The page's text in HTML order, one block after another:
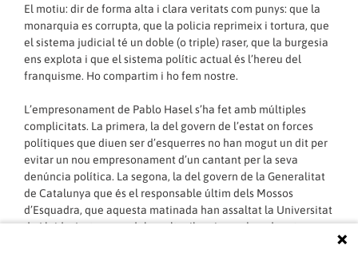
El motiu: dir de forma alta i clara veritats com punys: que la
monarquia es corrupta, que la policia reprimeix i tortura, que
el sistema judicial té un doble (o triple) raser, que la burgesia
ens explota i que el sistema polític actual és l’hereu del
franquisme. Ho compartim i ho fem nostre.
L’empresonament de Pablo Hasel s’ha fet amb múltiples
complicitats. La primera, la del govern de l’estat on forces
polítiques que diuen ser d’esquerres no han mogut un dit per
evitar un nou empresonament d’un cantant per la seva
denúncia política. La segona, la del govern de la Generalitat
de Catalunya que és el responsable últim dels Mossos
d’Esquadra, que aquesta matinada han assaltat la Universitat
de Lleida. La tercera, dels molts silencis que han donat